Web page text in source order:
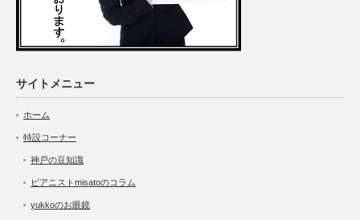
サイトメニュー
ホーム
特設コーナー
神戸の豆知識
ピアニストmisatoのコラム
yukkoのお眼鏡